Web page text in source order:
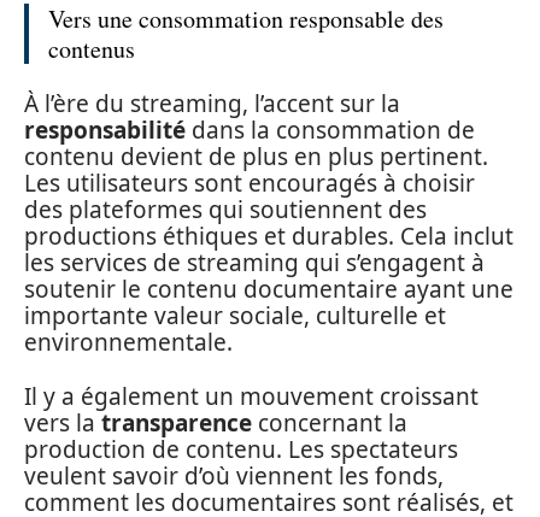
Vers une consommation responsable des
contenus
À l’ère du streaming, l’accent sur la
responsabilité dans la consommation de
contenu devient de plus en plus pertinent.
Les utilisateurs sont encouragés à choisir
des plateformes qui soutiennent des
productions éthiques et durables. Cela inclut
les services de streaming qui s’engagent à
soutenir le contenu documentaire ayant une
importante valeur sociale, culturelle et
environnementale.
Il y a également un mouvement croissant
vers la transparence concernant la
production de contenu. Les spectateurs
veulent savoir d’où viennent les fonds,
comment les documentaires sont réalisés, et